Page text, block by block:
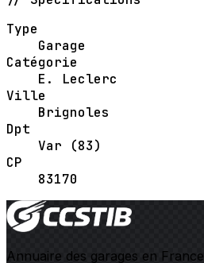
Type
Garage
Catégorie
E. Leclerc
Ville
Brignoles
Dpt
Var (83)
CP
83170
Annuaire des garages en France